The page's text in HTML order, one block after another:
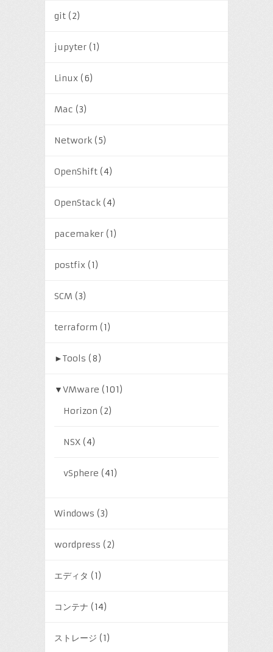
git(2)
jupyter(1)
Linux(6)
Mac (3)
Network(5)
OpenShift(4)
OpenStack(4)
pacemaker(1)
postfix(1)
SCM (3)
terraform (1)
►Tools (8)
▼VMware (101)
Horizon (2)
NSX(4)
vSphere (41)
Windows (3)
wordpress (2)
エディタ (1)
コンテナ (14)
ストレージ (1)